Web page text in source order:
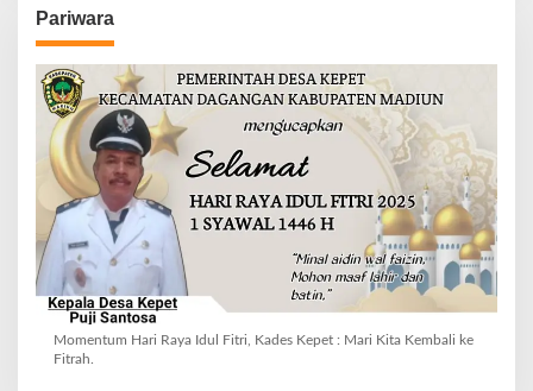
Pariwara
Momentum Hari Raya Idul Fitri, Kades Kepet : Mari Kita Kembali ke
Fitrah.